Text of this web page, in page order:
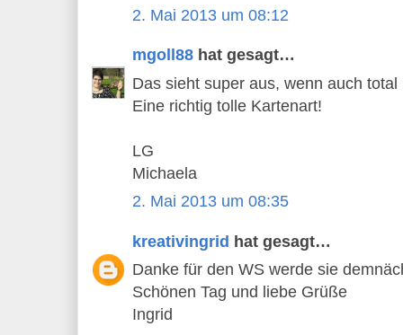
2. Mai 2013 um 08:12
mgoll88 hat gesagt…
Das sieht super aus, wenn auch total
Eine richtig tolle Kartenart!
LG
Michaela
2. Mai 2013 um 08:35
kreativingrid hat gesagt…
Danke für den WS werde sie
Schönen Tag und liebe Grüße
Ingrid